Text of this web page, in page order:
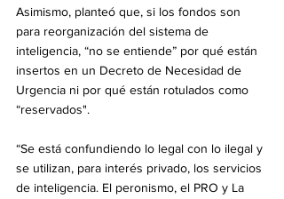
Asimismo, planteó que, si los fondos son
para reorganización del sistema de
inteligencia, “no se entiende” por qué están
insertos en un Decreto de Necesidad de
Urgencia ni por qué están rotulados como
“reservados".
“Se está confundiendo lo legal con lo ilegal y
se utilizan, para interés privado, los servicios
de inteligencia. El peronismo, el PRO y La